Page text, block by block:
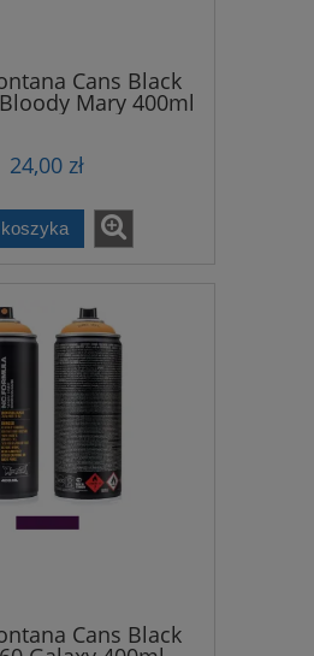
Cans Black
Mary 400ml
24,00 zł
Cans Black